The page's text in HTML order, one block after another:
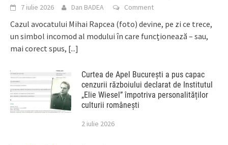
7 iulie 2026 Dan BADEA Comment
Cazul avocatului Mihai Rapcea (foto) devine, pe zi ce trece,
un simbol incomod al modului în care funcționează – sau,
mai corect spus, [...]
Curtea de Apel București a pus capac
cenzurii războiului declarat de Institutul
„Elie Wiesel” împotriva personalităților
culturii românești
2 iulie 2026